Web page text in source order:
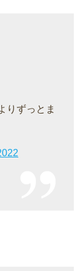
りずっとま